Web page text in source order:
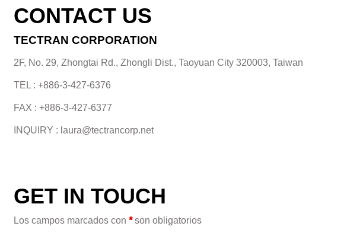
CONTACT US
TECTRAN CORPORATION
2F, No. 29, Zhongtai Rd., Zhongli Dist., Taoyuan City 320003, Taiwan
TEL : +886-3-427-6376
FAX : +886-3-427-6377
INQUIRY : laura@tectrancorp.net
GET IN TOUCH
Los campos marcados con *son obligatorios